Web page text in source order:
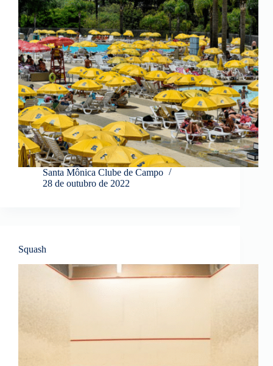
Santa Mônica Clube de Campo
28 de outubro de 2022
Squash